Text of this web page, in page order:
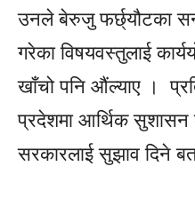
उनले बेरुजु फर्छ्यौटका
गरेका विषयवस्तुलाई
खाँचो पनि औंल्याए ।
प्रदेशमा आर्थिक सुशासन
सरकारलाई सुझाव दिने